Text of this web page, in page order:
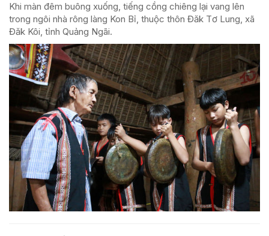
Khi màn đêm buông xuống, tiếng cồng chiêng lại vang lên
trong ngôi nhà rông làng Kon Bỉ, thuộc thôn Đăk Tơ Lung, xã
Đăk Kôi, tỉnh Quảng Ngãi.